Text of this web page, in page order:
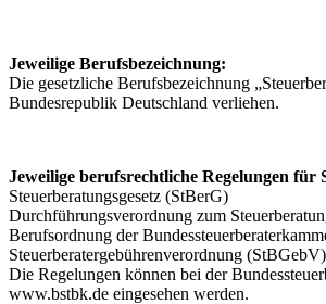
Jeweilige Berufsbezeichnung:
Die gesetzliche Berufsbezeichnung
Bundesrepublik Deutschland verliehen.
Jeweilige berufsrechtliche Regelungen für
Steuerberatungsgesetz (StBerG)
Durchführungsverordnung zum
Berufsordnung der
Steuerberatergebührenverordnung (StBGebV)
Die Regelungen können bei der
www.bstbk.de eingesehen werden.